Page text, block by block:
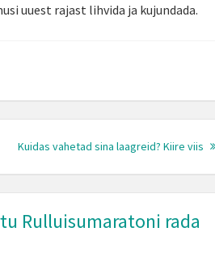
uuest rajast lihvida ja kujundada.
Kuidas vahetad sina laagreid? Kiire viis
Rulluisumaratoni rada